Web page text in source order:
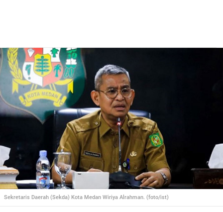
Sekretaris Daerah (Sekda) Kota Medan Wiriya Alrahman. (foto/ist)